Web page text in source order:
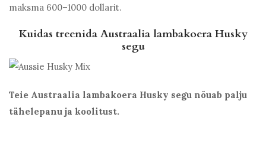
maksma 600–1000 dollarit.
Kuidas treenida Austraalia lambakoera Husky
segu
Teie Austraalia lambakoera Husky segu nõuab palju
tähelepanu ja koolitust.